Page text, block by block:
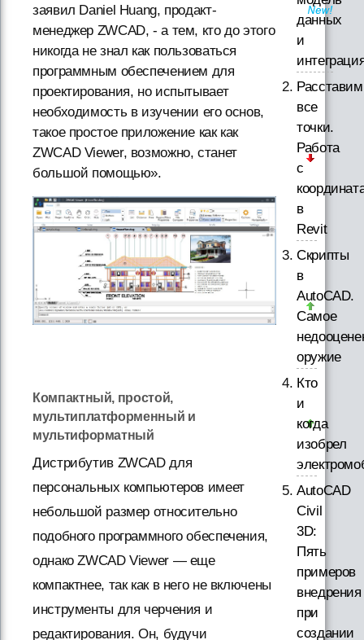
заявил Daniel Huang, продакт-
менеджер ZWCAD, - а тем, кто до этого
никогда не знал как пользоваться
программным обеспечением для
проектирования, но испытывает
необходимость в изучении его основ,
такое простое приложение как как
ZWCAD Viewer, возможно, станет
большой помощью».
Компактный, простой,
мультиплатформенный и
мультиформатный
Дистрибутив ZWCAD для
персональных компьютеров имеет
небольшой размер относительно
подобного программного обеспечения,
однако ZWCAD Viewer — еще
компактнее, так как в него не включены
инструменты для черчения и
редактирования. Он, будучи
данных
и
Расставим
все
точки.
Работа
с
в
Revit
Скрипты
в
AutoCAD.
Самое
оружие
Кто
и
когда
изобрел
AutoCAD
Civil
3D:
Пять
примеров
внедрения
при
создании